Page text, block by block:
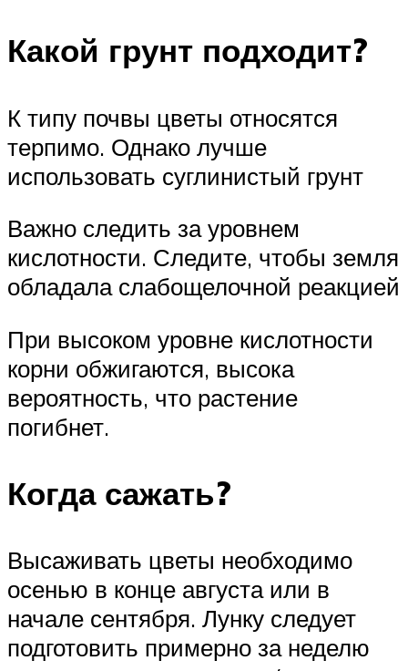
Какой грунт подходит?
К типу почвы цветы относятся
терпимо. Однако лучше
использовать суглинистый грунт
Важно следить за уровнем
кислотности. Следите, чтобы земля
обладала слабощелочной реакцией
При высоком уровне кислотности
корни обжигаются, высока
вероятность, что растение
погибнет.
Когда сажать?
Высаживать цветы необходимо
осенью в конце августа или в
начале сентября. Лунку следует
подготовить примерно за неделю